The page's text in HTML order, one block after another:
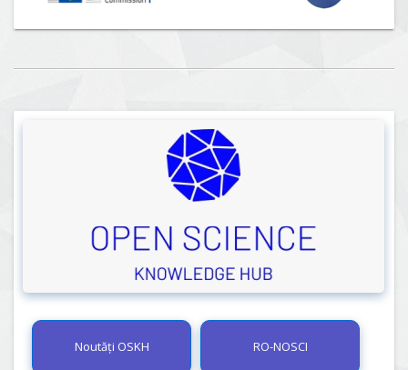
Noutăți OSKH RO-NOSCI